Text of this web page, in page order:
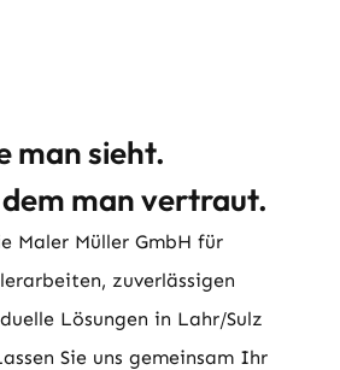
man sieht.
man vertraut.
Maler Müller GmbH für
zuverlässigen
Lösungen in Lahr/Sulz
Sie uns gemeinsam Ihr